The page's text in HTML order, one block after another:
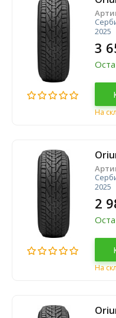
2025
3
На
2025
2
На